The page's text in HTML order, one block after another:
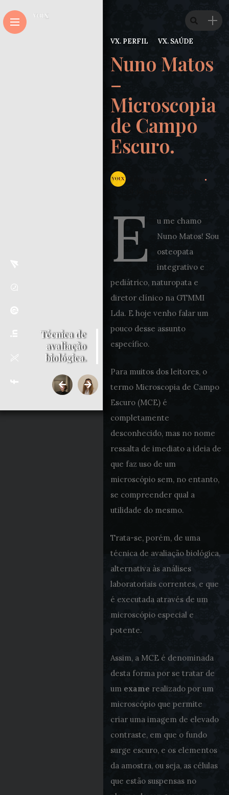
Técnica de
avaliação
biológica.
VX. PERFIL VX. SAÚDE
Nuno Matos
–
Microscopia
de Campo
Escuro.
E
u me chamo
Nuno Matos! Sou
osteopata
integrativo e
pediátrico, naturopata e
diretor clínico na GTMMI
Lda. E hoje venho falar um
pouco desse assunto
específico.
Para muitos dos leitores, o
termo Microscopia de Campo
Escuro (MCE) é
completamente
desconhecido, mas no nome
ressalta de imediato a ideia de
que faz uso de um
microscópio sem, no entanto,
se compreender qual a
utilidade do mesmo.
Trata-se, porém, de uma
técnica de avaliação biológica,
alternativa às análises
laboratoriais correntes, e que
é executada através de um
microscópio especial e
potente.
Assim, a MCE é denominada
desta forma por se tratar de
um exame realizado por um
microscópio que permite
criar uma imagem de elevado
contraste, em que o fundo
surge escuro, e os elementos
da amostra, ou seja, as células
que estão suspensas no